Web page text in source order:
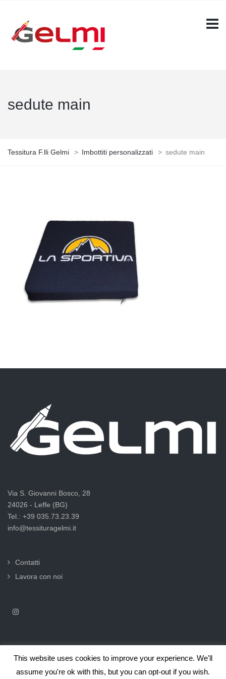
sedute main
Tessitura F.lli Gelmi > Imbottiti personalizzati > sedute main
Via S. Giovanni Bosco, 28
24026 - Leffe (BG)
Tel.: +39 035.73.23.39
info@tessituragelmi.it
Contatti
Lavora con noi
2025© Tessitura F.lli Gelmi Srl ‐ CF / P.Iva 02375000169 | Informativa
privacy per clienti e fornitori |Privacy & Cookie Law
This website uses cookies to improve your experience. We'll
assume you're ok with this, but you can opt-out if you wish.